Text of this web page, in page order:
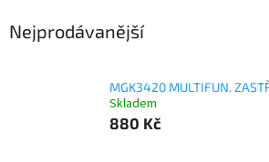
Nejprodávanější
MGK3420 MULTIFUN.
Skladem
880 Kč